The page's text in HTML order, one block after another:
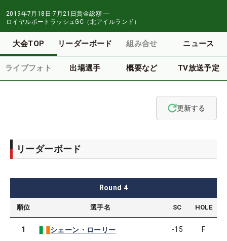
2019年7月18日-7月21日賞金総額 ―
ロイヤルポートラッシュGC（北アイルランド）
大会TOP リーダーボード 組み合せ ニュース
ライブフォト 出場選手 概要など TV放送予定
更新する
リーダーボード
Round 4
順位 選手名 SC HOLE
1 シェーン・ローリー -15 F